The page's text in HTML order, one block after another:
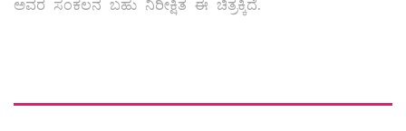
ಅವರ ಸಂಕಲನ ಬಹು ನಿರೀಕ್ಷಿತ ಈ ಚಿತ್ರಕ್ಕಿದೆ.